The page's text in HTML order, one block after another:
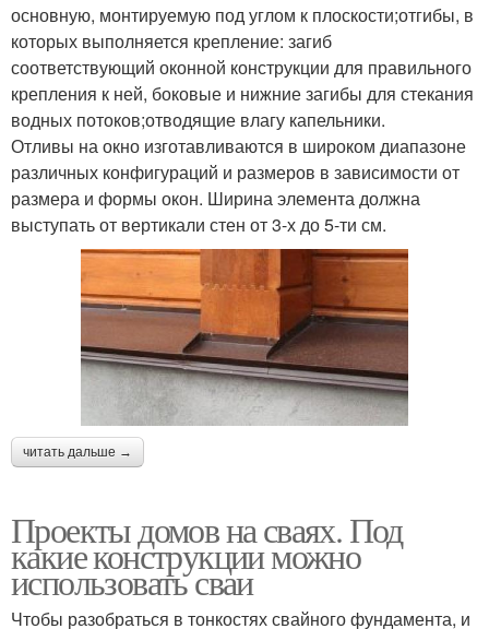
основную, монтируемую под углом к плоскости;отгибы, в
которых выполняется крепление: загиб
соответствующий оконной конструкции для правильного
крепления к ней, боковые и нижние загибы для стекания
водных потоков;отводящие влагу капельники.
Отливы на окно изготавливаются в широком диапазоне
различных конфигураций и размеров в зависимости от
размера и формы окон. Ширина элемента должна
выступать от вертикали стен от 3-х до 5-ти см.
читать дальше →
Проекты домов на сваях. Под
какие конструкции можно
использовать сваи
Чтобы разобраться в тонкостях свайного фундамента, и